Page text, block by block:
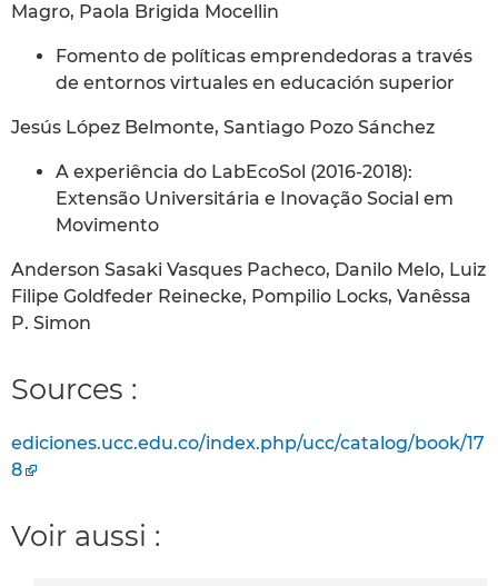
Magro, Paola Brigida Mocellin
Fomento de políticas emprendedoras a través
de entornos virtuales en educación superior
Jesús López Belmonte, Santiago Pozo Sánchez
A experiência do LabEcoSol (2016-2018):
Extensão Universitária e Inovação Social em
Movimento
Anderson Sasaki Vasques Pacheco, Danilo Melo, Luiz
Filipe Goldfeder Reinecke, Pompilio Locks, Vanêssa
P. Simon
Sources :
ediciones.ucc.edu.co/index.php/ucc/catalog/book/17
8
Voir aussi :